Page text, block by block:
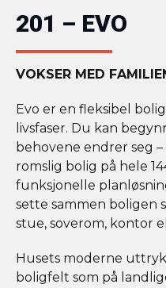
201 – EVO
VOKSER MED
Evo er en fleksibel
livsfaser. Du kan
behovene endrer seg –
romslig bolig på hele
funksjonelle
sette sammen boligen
stue, soverom, kontor
Husets moderne
boligfelt som på